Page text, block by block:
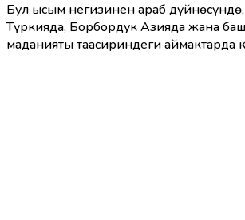
Бул ысым негизинен араб
Түркияда, Борбордук Азияда жана
маданияты таасириндеги аймактарда